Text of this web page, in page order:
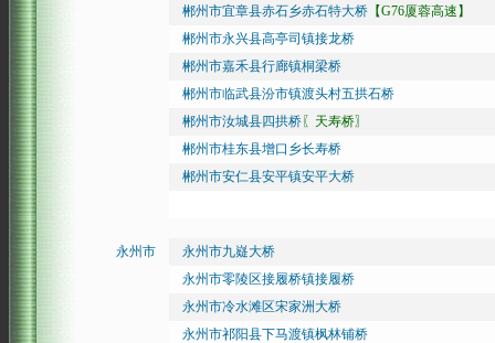
郴州市宜章县赤石乡赤石特大桥 【G76厦蓉高速】
郴州市永兴县高亭司镇接龙桥
郴州市嘉禾县行廊镇桐梁桥
郴州市临武县汾市镇渡头村五拱石桥
郴州市汝城县四拱桥 〖天寿桥〗
郴州市桂东县增口乡长寿桥
郴州市安仁县安平镇安平大桥
永州市
永州市九嶷大桥
永州市零陵区接履桥镇接履桥
永州市冷水滩区宋家洲大桥
永州市祁阳县下马渡镇枫林铺桥